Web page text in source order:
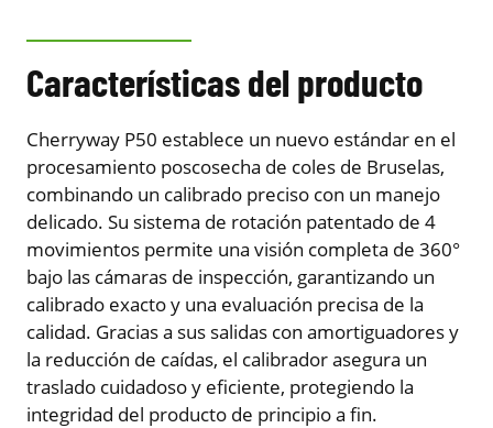
Características del producto
Cherryway P50 establece un nuevo estándar en el
procesamiento poscosecha de coles de Bruselas,
combinando un calibrado preciso con un manejo
delicado. Su sistema de rotación patentado de 4
movimientos permite una visión completa de 360°
bajo las cámaras de inspección, garantizando un
calibrado exacto y una evaluación precisa de la
calidad. Gracias a sus salidas con amortiguadores y
la reducción de caídas, el calibrador asegura un
traslado cuidadoso y eficiente, protegiendo la
integridad del producto de principio a fin.